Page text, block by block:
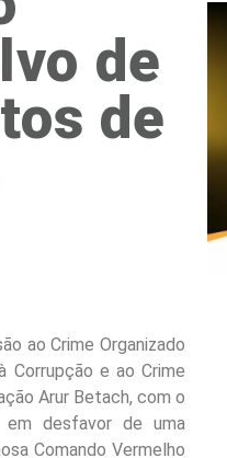
de
de
ao Crime Organizado
Corrupção e ao Crime
Arur Betach, com o
em desfavor de uma
Comando Vermelho